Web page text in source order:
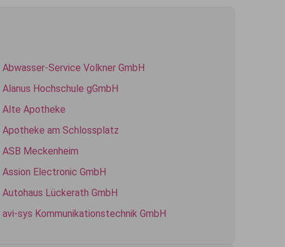
Abwasser-Service Volkner GmbH
Alanus Hochschule gGmbH
Alte Apotheke
Apotheke am Schlossplatz
ASB Meckenheim
Assion Electronic GmbH
Autohaus Lückerath GmbH
avi-sys Kommunikationstechnik GmbH